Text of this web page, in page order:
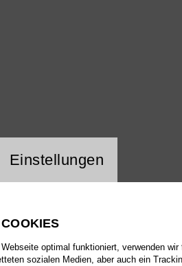
Website
Einstellungen
optimal funktioniert, verwenden
sozialen Medien, aber auch ein